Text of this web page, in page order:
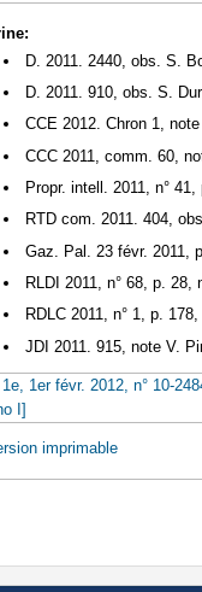
D. 2011. 2440, obs. S.
D. 2011. 910, obs. S.
CCE 2012. Chron 1,
CCC 2011, comm. 60,
Propr. intell. 2011, n°
RTD com. 2011. 404,
Gaz. Pal. 23 févr. 2011,
RLDI 2011, n° 68, p. 28,
RDLC 2011, n° 1, p.
JDI 2011. 915, note V.
1e, 1er févr. 2012, n° 10-
I]
imprimable